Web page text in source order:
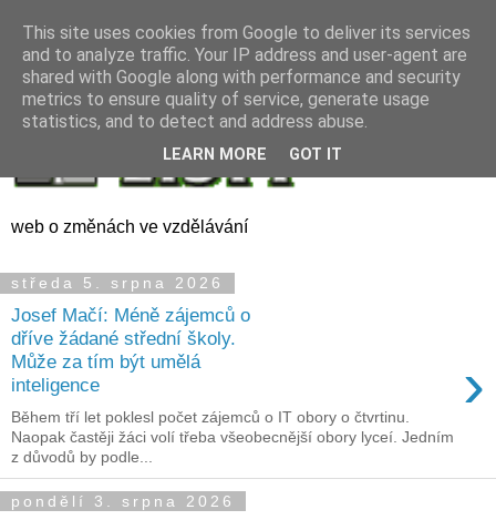
web o změnách ve vzdělávání
středa 5. srpna 2026
Josef Mačí: Méně zájemců o
dříve žádané střední školy.
Může za tím být umělá
inteligence
›
Během tří let poklesl počet zájemců o IT obory o čtvrtinu.
Naopak častěji žáci volí třeba všeobecnější obory lyceí. Jedním
z důvodů by podle...
pondělí 3. srpna 2026
This site uses cookies from Google to deliver its services
and to analyze traffic. Your IP address and user-agent are
shared with Google along with performance and security
metrics to ensure quality of service, generate usage
statistics, and to detect and address abuse.
LEARN MORE GOT IT